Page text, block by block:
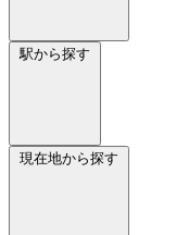
駅から探す
現在地から探す